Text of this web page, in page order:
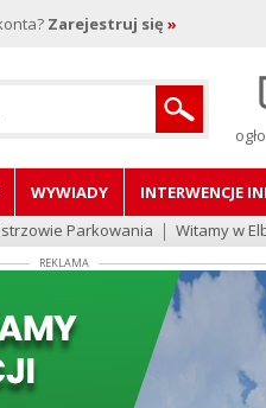
Zarejestruj się »
WYWIADY INTERWENCJE
Parkowania Witamy w
REKLAMA